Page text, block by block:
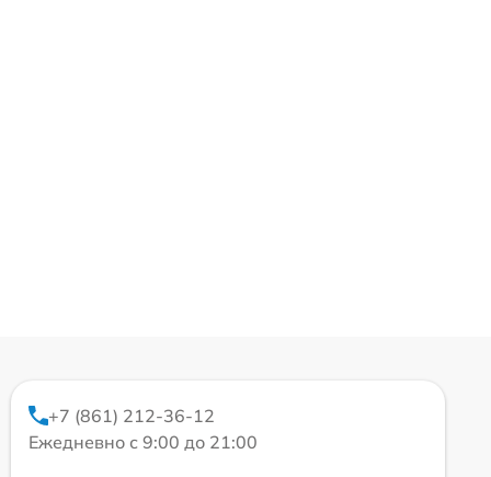
+7 (861) 212-36-12
Ежедневно с 9:00 до 21:00